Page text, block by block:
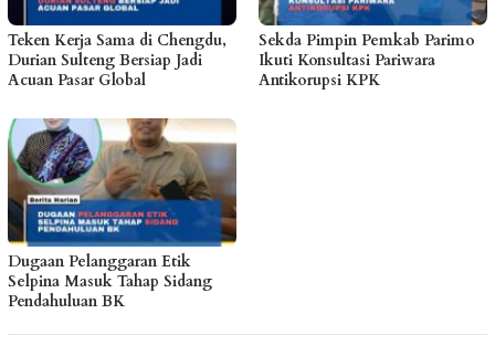
Teken Kerja Sama di Chengdu,
Durian Sulteng Bersiap Jadi
Acuan Pasar Global
Sekda Pimpin Pemkab Parimo
Ikuti Konsultasi Pariwara
Antikorupsi KPK
Dugaan Pelanggaran Etik
Selpina Masuk Tahap Sidang
Pendahuluan BK